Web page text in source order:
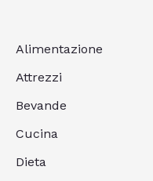
Alimentazione
Attrezzi
Bevande
Cucina
Dieta